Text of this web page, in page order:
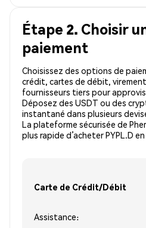
Étape 2. Choisir
paiement
Choisissez des options de
crédit, cartes de débit,
fournisseurs tiers pour
Déposez des USDT ou des
instantané dans plusieurs
La plateforme sécurisée de
plus rapide d’acheter PYPL.D
Carte de Crédit/Débit
Assistance: